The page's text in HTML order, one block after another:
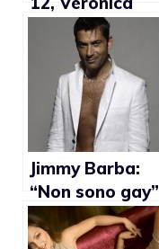
Ciardi: “Gaia ha
avuto coraggio
a fare outing”
Jimmy Barba:
“Non sono gay”